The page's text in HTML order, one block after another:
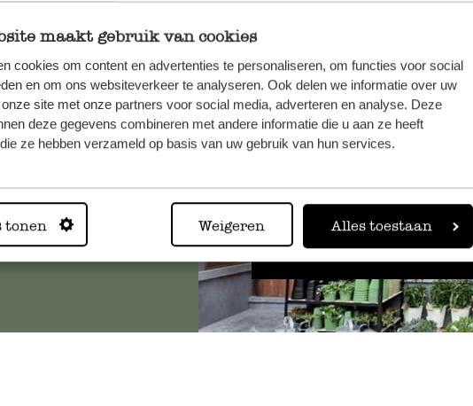
maakt gebruik van cookies
cookies om content en advertenties te personaliseren, om functies voor social
en om ons websiteverkeer te analyseren. Ook delen we informatie over uw
site met onze partners voor social media, adverteren en analyse. Deze
deze gegevens combineren met andere informatie die u aan ze heeft
ze hebben verzameld op basis van uw gebruik van hun services.
tonen Weigeren Alles toestaan
Toujours à
Voir les 62 magasins
veuillez
.